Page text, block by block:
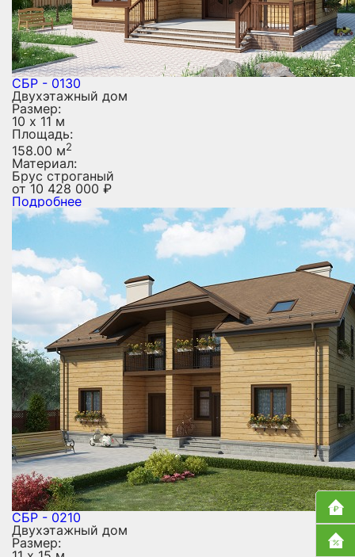
СБР - 0130
Двухэтажный дом
Размер:
10 х 11 м
Площадь:
158.00 м2
Материал:
Брус строганый
от10 428 000 ₽
Подробнее
СБР - 0210
Двухэтажный дом
Размер: